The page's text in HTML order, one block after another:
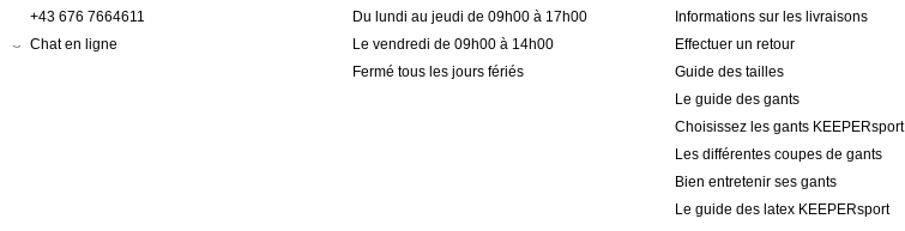
+43 676 7664611
Chat en ligne
Du lundi au jeudi de 09h00 à 17h00
Le vendredi de 09h00 à 14h00
Fermé tous les jours fériés
Informations sur les livraisons
Effectuer un retour
Guide des tailles
Le guide des gants
Choisissez les gants KEEPERsport
Les différentes coupes de gants
Bien entretenir ses gants
Le guide des latex KEEPERsport